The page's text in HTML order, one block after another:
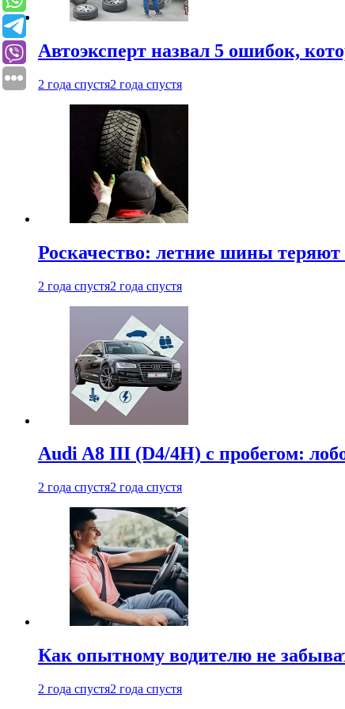
Автоэксперт назвал 5 ошибок,
2 года спустя2 года спустя
Роскачество: летние шины теряют
2 года спустя2 года спустя
Audi A8 III (D4/4H) c пробегом:
2 года спустя2 года спустя
Как опытному водителю не
2 года спустя2 года спустя